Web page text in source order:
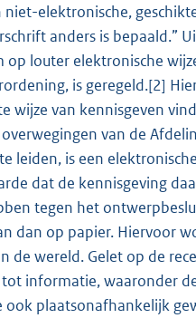
elektronische,
anders is bepaald.”
louter elektronische
is geregeld.[2]
wijze van kennisgeven
van de
leiden, is een
dat de kennisgeving
tegen het
dan op papier. Hiervoor
de wereld. Gelet op de
informatie, waaronder
plaatsonafhankelijk